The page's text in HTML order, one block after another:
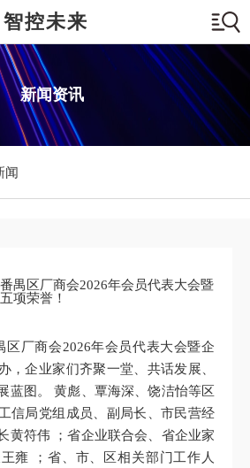
控未来
新闻资讯
闻
禺区厂商会2026年会员代表大会暨
项荣誉！
区厂商会2026年会员代表大会暨企
，企业家们齐聚一堂、共话发展、
蓝图。 黄彪、覃海深、饶洁怡等区
信局党组成员、副局长、市民营经
黄符伟 ；省企业联合会、省企业家
雍 ；省、市、区相关部门工作人